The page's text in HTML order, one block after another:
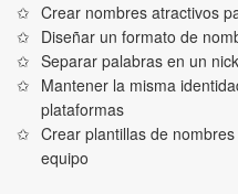
Crear nombres atractivos
Diseñar un formato de
Separar palabras en un
Mantener la misma
plataformas
Crear plantillas de
equipo